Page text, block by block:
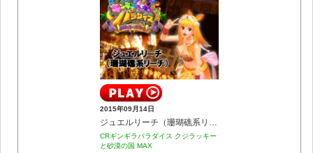
2015年09月14日
ジュエルリーチ（珊瑚礁系リーチ）
CRギンギラパラダイス クジラッキー
と砂漠の国 MAX